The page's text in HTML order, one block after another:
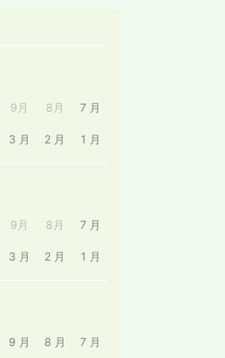
9月 8月 7 月
3 月 2 月 1 月
9月 8月 7 月
3 月 2 月 1 月
9 月 8 月 7 月